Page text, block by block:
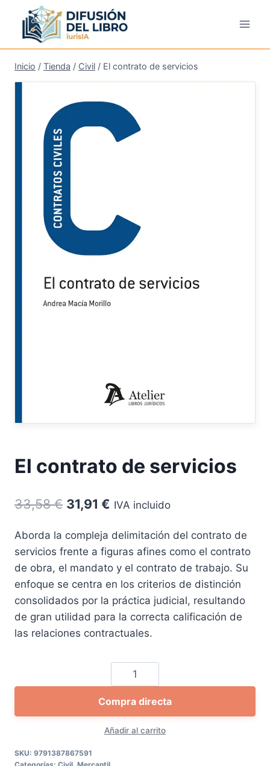
contenido
Inicio / Tienda / Civil / El contrato de servicios
El contrato de servicios
33,58€ El
original
era:
33,58 €.
31,91 € El
actual
es:
31,91 €.
IVA incluido
Aborda la compleja delimitación del contrato de
servicios frente a figuras afines como el contrato
de obra, el mandato y el contrato de trabajo. Su
enfoque se centra en los criterios de distinción
consolidados por la práctica judicial, resultando
de gran utilidad para la correcta calificación de
las relaciones contractuales.
El
contrato
de
servicios
cantidad
Añadir al carrito
Compra directa
SKU: 9791387867591